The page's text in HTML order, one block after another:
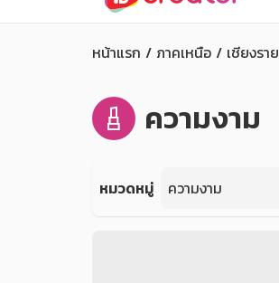
หน้าแรก ภาคเหนือ เชียงราย
ความงาม
หมวดหมู่ ความงาม